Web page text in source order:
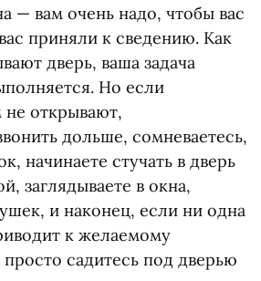
— вам очень надо, чтобы вас
приняли к сведению. Как
дверь, ваша задача
Но если
открывают,
дольше, сомневаетесь,
начинаете стучать в дверь
заглядываете в окна,
и наконец, если ни одна
к желаемому
просто садитесь под дверью